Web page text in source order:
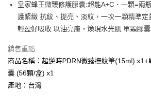
聯邦商業銀行
遠東國際商
元大商業銀行
永豐商業銀
玉山商業銀行
星展（台灣
台灣樂天信用卡公司
街口支付
大哥付你分期
相關說明
【大哥付你分期使用說明】
AFTEE先享後付
皇家蜂王微臻修護膠囊:超能A+C．一顆=兩
護緊緻 抗紋、提亮、淡紋，一次一顆精準定
輕盈好吸收 以油亮膚，煥現水光肌 單顆膠
銷售重點
商品名稱：超逆時PDRN微臻撫紋筆(15ml) x1+
囊 (56顆/盒) x1
產地：台灣